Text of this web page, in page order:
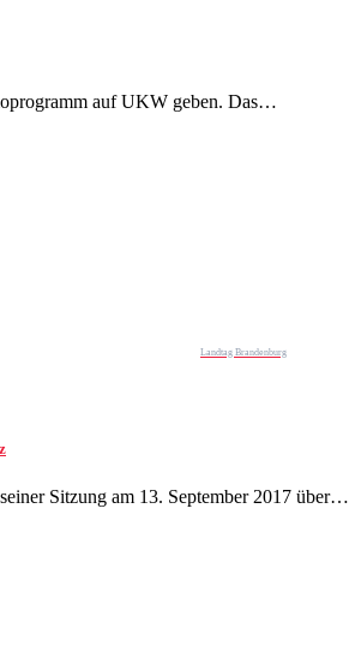
auf UKW geben. Das…
Landtag Brandenburg
Sitzung am 13. September 2017 über…